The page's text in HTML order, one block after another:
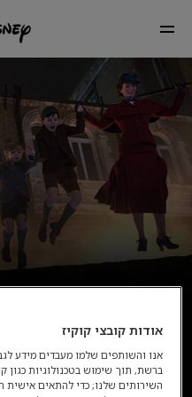
אודות קובצי קוקיז
אנו והשותפים שלמו מעבדים מידע
ברשת, תוך שימוש בטכנולוגיות כגון
השירותים שלנו; כדי להתאים אישית